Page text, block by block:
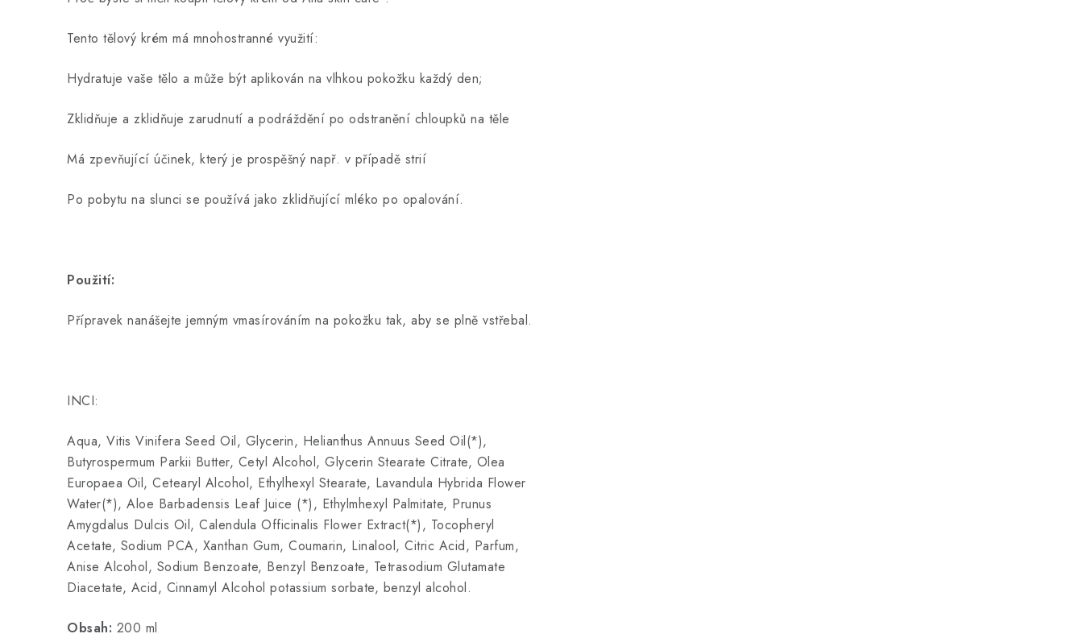
Tento tělový krém má mnohostranné využití:
Hydratuje vaše tělo a může být aplikován na vlhkou pokožku každý den;
Zklidňuje a zklidňuje zarudnutí a podráždění po odstranění chloupků na těle
Má zpevňující účinek, který je prospěšný např. v případě strií
Po pobytu na slunci se používá jako zklidňující mléko po opalování.
Použití:
Přípravek nanášejte jemným vmasírováním na pokožku tak, aby se plně vstřebal.
INCI:
Aqua, Vitis Vinifera Seed Oil, Glycerin, Helianthus Annuus Seed Oil(*),
Butyrospermum Parkii Butter, Cetyl Alcohol, Glycerin Stearate Citrate, Olea
Europaea Oil, Cetearyl Alcohol, Ethylhexyl Stearate, Lavandula Hybrida Flower
Water(*), Aloe Barbadensis Leaf Juice (*), Ethylmhexyl Palmitate, Prunus
Amygdalus Dulcis Oil, Calendula Officinalis Flower Extract(*), Tocopheryl
Acetate, Sodium PCA, Xanthan Gum, Coumarin, Linalool, Citric Acid, Parfum,
Anise Alcohol, Sodium Benzoate, Benzyl Benzoate, Tetrasodium Glutamate
Diacetate, Acid, Cinnamyl Alcohol potassium sorbate, benzyl alcohol.
Obsah: 200 ml